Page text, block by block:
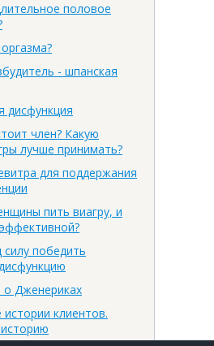
половое
- шпанская
дисфункция
член? Какую
лучше принимать?
для поддержания
пить виагру, и
силу победить
о Дженериках
клиентов.